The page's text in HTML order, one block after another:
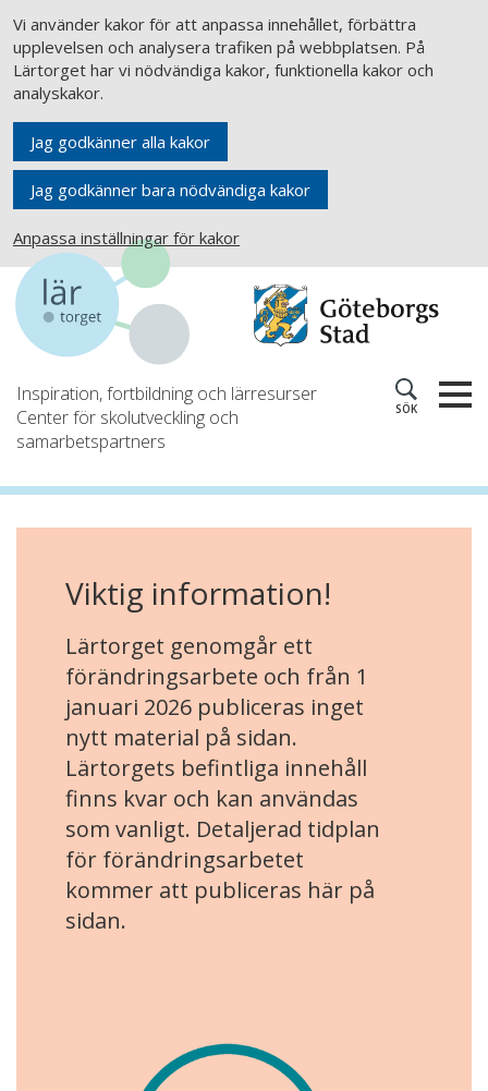
Vi använder kakor för att anpassa innehållet, förbättra
upplevelsen och analysera trafiken på webbplatsen. På
Lärtorget har vi nödvändiga kakor, funktionella kakor och
analyskakor.
Jag godkänner alla kakor
Jag godkänner bara nödvändiga kakor
Anpassa inställningar för kakor
Inspiration, fortbildning och lärresurser
Center för skolutveckling och
samarbetspartners
SÖK
Viktig information!
Lärtorget genomgår ett
förändringsarbete och från 1
januari 2026 publiceras inget
nytt material på sidan.
Lärtorgets befintliga innehåll
finns kvar och kan användas
som vanligt. Detaljerad tidplan
för förändringsarbetet
kommer att publiceras här på
sidan.